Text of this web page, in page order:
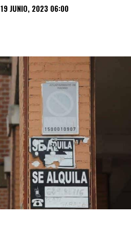
19 JUNIO, 2023 06:00